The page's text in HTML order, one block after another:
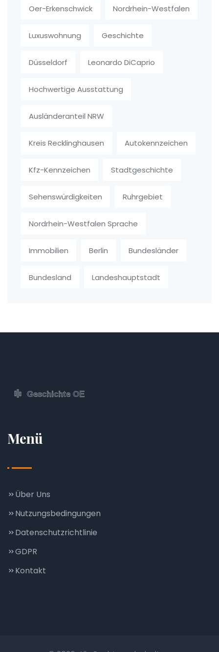
Oer-Erkenschwick Nordrhein-Westfalen
Luxuswohnung Geschichte
Düsseldorf Leonardo DiCaprio
Hochwertige Ausstattung
Ausländeranteil NRW
Kreis Recklinghausen Autokennzeichen
Kfz-Kennzeichen Stadtgeschichte
Sehenswürdigkeiten Ruhrgebiet
Nordrhein-Westfalen Sprache
Immobilien Berlin Bundesländer
Bundesland Landeshauptstadt
Menü
Über Uns
Nutzungsbedingungen
Datenschutzrichtlinie
GDPR
Kontakt